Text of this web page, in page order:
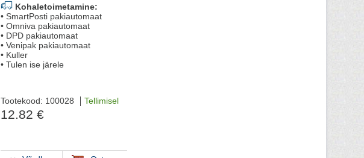
Kohaletoimetamine:
• SmartPosti pakiautomaat
• Omniva pakiautomaat
• DPD pakiautomaat
• Venipak pakiautomaat
• Kuller
• Tulen ise järele
Tootekood: 100028 Tellimisel
12.82 €